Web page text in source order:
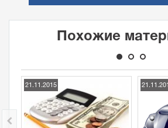
Похожие
21.11.2015